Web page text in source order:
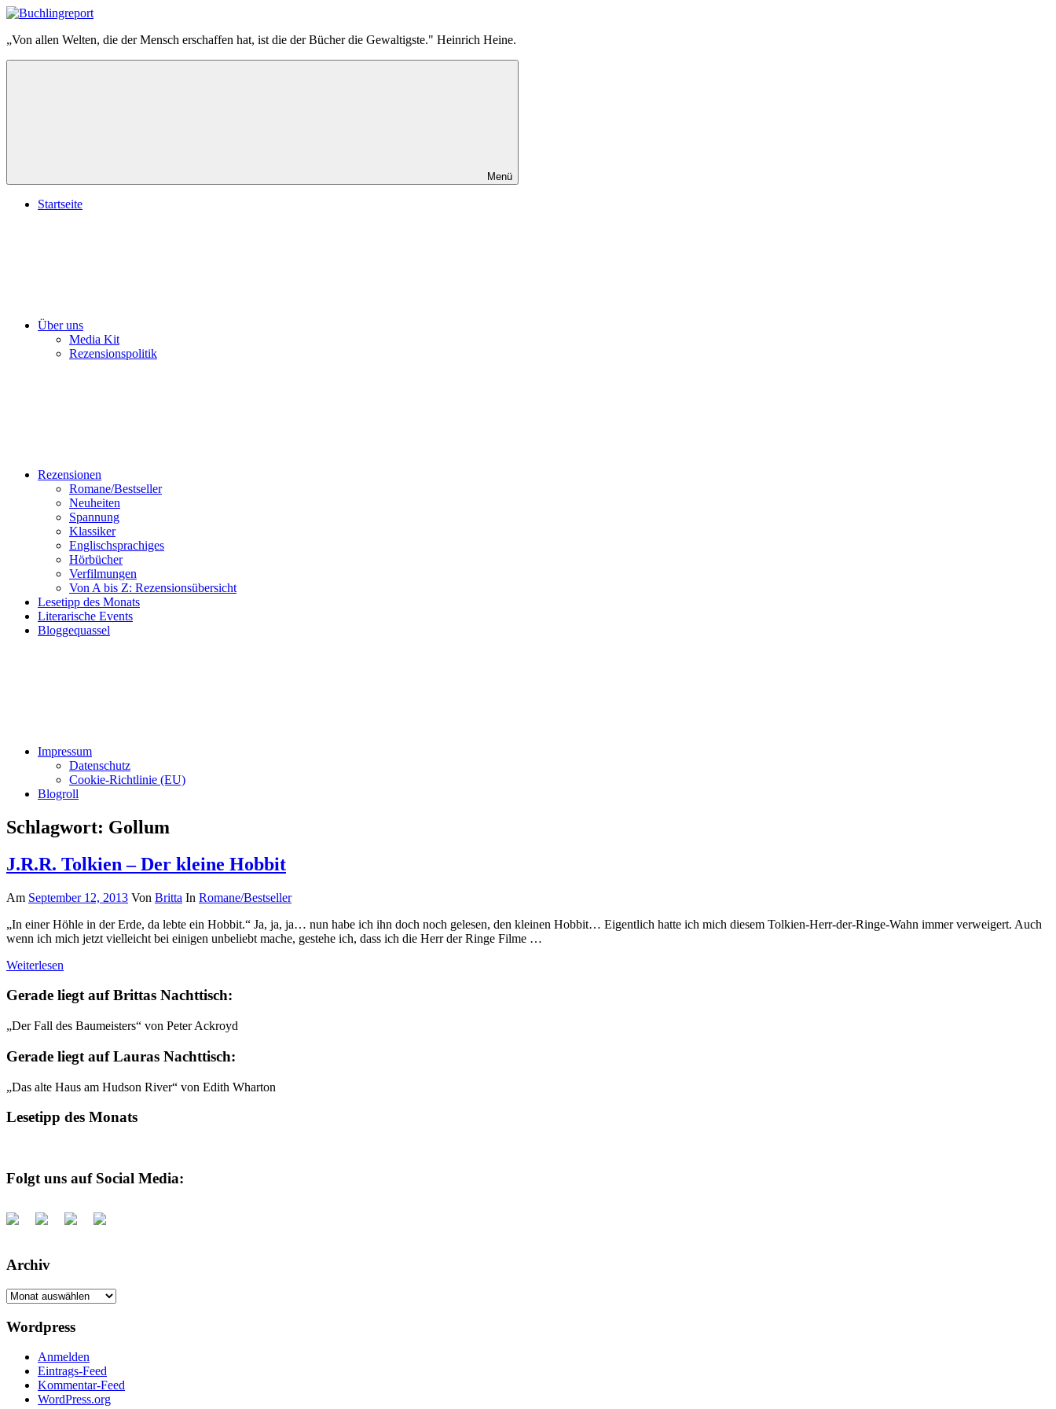
Zum
springen
Buchlingreport
„Von allen Welten, die der Mensch erschaffen hat, ist die der Bücher die Gewaltigste." Heinrich Heine.
Menü
Startseite
Über uns
Media Kit
Rezensionspolitik
Rezensionen
Romane/Bestseller
Neuheiten
Spannung
Klassiker
Englischsprachiges
Hörbücher
Verfilmungen
Von A bis Z: Rezensionsübersicht
Lesetipp des Monats
Literarische Events
Bloggequassel
Impressum
Datenschutz
Cookie-Richtlinie (EU)
Blogroll
Schlagwort: Gollum
J.R.R. Tolkien – Der kleine Hobbit
Am September 12, 2013 Von Britta In Romane/Bestseller
„In einer Höhle in der Erde, da lebte ein Hobbit.“ Ja, ja, ja… nun habe ich ihn doch noch gelesen, den kleinen Hobbit… Eigentlich hatte ich mich diesem Tolkien-Herr-der-Ringe-Wahn immer verweigert. Auch
wenn ich mich jetzt vielleicht bei einigen unbeliebt mache, gestehe ich, dass ich die Herr der Ringe Filme …
Weiterlesen
Gerade liegt auf Brittas Nachttisch:
„Der Fall des Baumeisters“ von Peter Ackroyd
Gerade liegt auf Lauras Nachttisch:
„Das alte Haus am Hudson River“ von Edith Wharton
Lesetipp des Monats
Folgt uns auf Social Media:
Archiv
Archiv
Wordpress
Anmelden
Eintrags-Feed
Kommentar-Feed
WordPress.org